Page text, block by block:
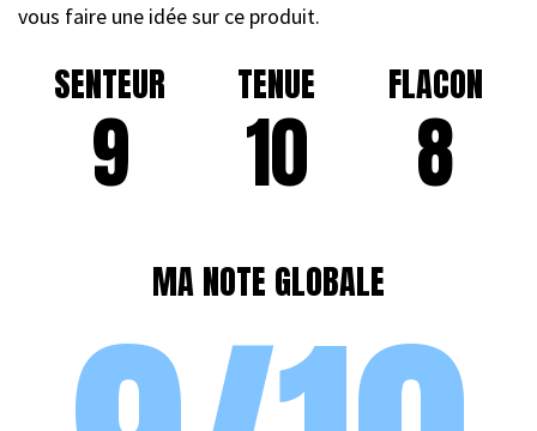
vous faire une idée sur ce produit.
SENTEUR
9
TENUE
10
FLACON
8
MA NOTE GLOBALE